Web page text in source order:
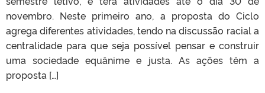
novembro. Neste primeiro ano, a proposta do Ciclo
agrega diferentes atividades, tendo na discussão racial a
centralidade para que seja possível pensar e construir
uma sociedade equânime e justa. As ações têm a
proposta […]